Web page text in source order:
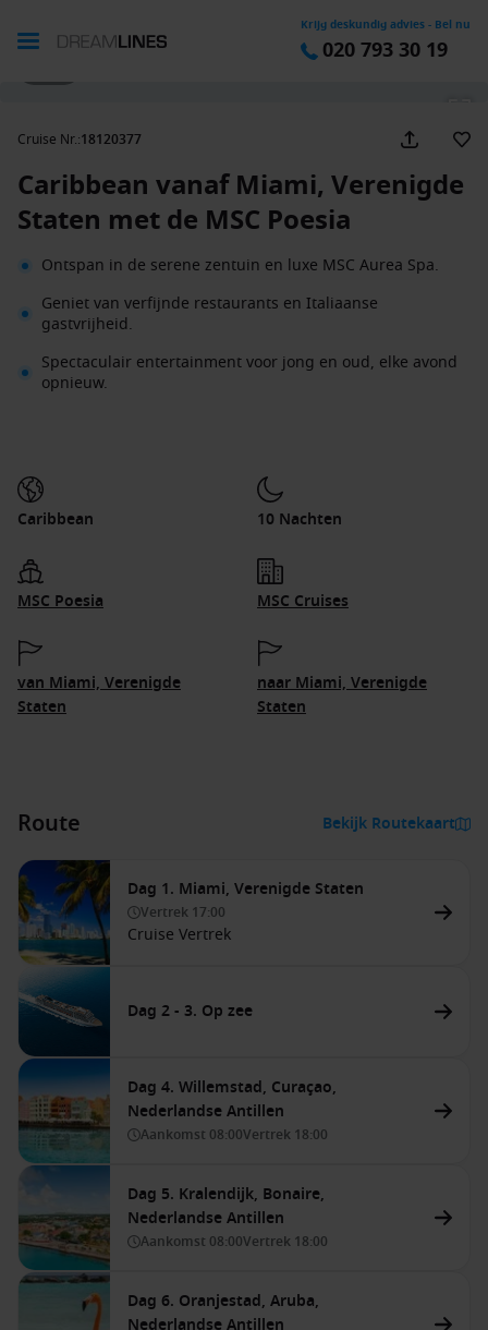
Krijg deskundig advies - Bel nu
020 793 30 19
Cruise Nr.:18120377
Caribbean vanaf Miami, Verenigde
Staten met de MSC Poesia
Ontspan in de serene zentuin en luxe MSC Aurea Spa.
Geniet van verfijnde restaurants en Italiaanse
gastvrijheid.
Spectaculair entertainment voor jong en oud, elke avond
opnieuw.
Caribbean 10 Nachten
MSC Poesia MSC Cruises
van Miami, Verenigde
Staten
naar Miami, Verenigde
Staten
Route Bekijk Routekaart
Dag 1. Miami, Verenigde Staten
Vertrek 17:00
Cruise Vertrek
Dag 2 - 3. Op zee
Dag 4. Willemstad, Curaçao,
Nederlandse Antillen
Aankomst 08:00Vertrek 18:00
Dag 5. Kralendijk, Bonaire,
Nederlandse Antillen
Aankomst 08:00Vertrek 18:00
Dag 6. Oranjestad, Aruba,
Nederlandse Antillen